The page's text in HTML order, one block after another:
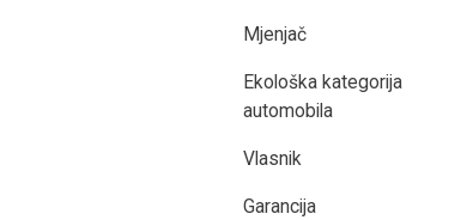
Mjenjač
Ekološka kategorija
automobila
Vlasnik
Garancija